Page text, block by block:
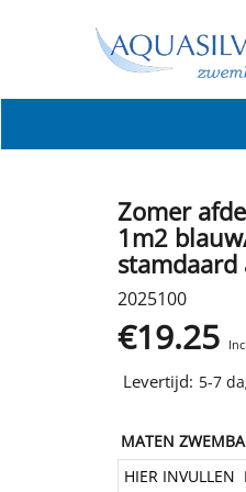
Zomer
1m2
2025100
€19.25
Levertijd: 5-7
MATEN